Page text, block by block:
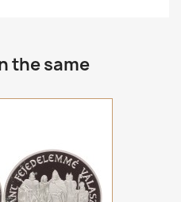
the same